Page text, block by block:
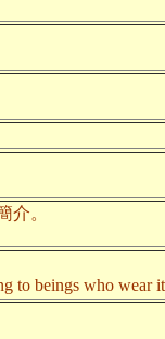
介。
to beings who wear